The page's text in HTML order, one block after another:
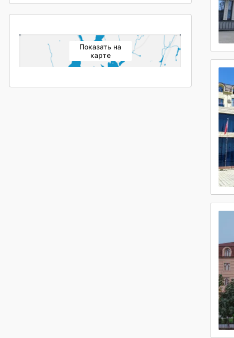
Показать на
карте